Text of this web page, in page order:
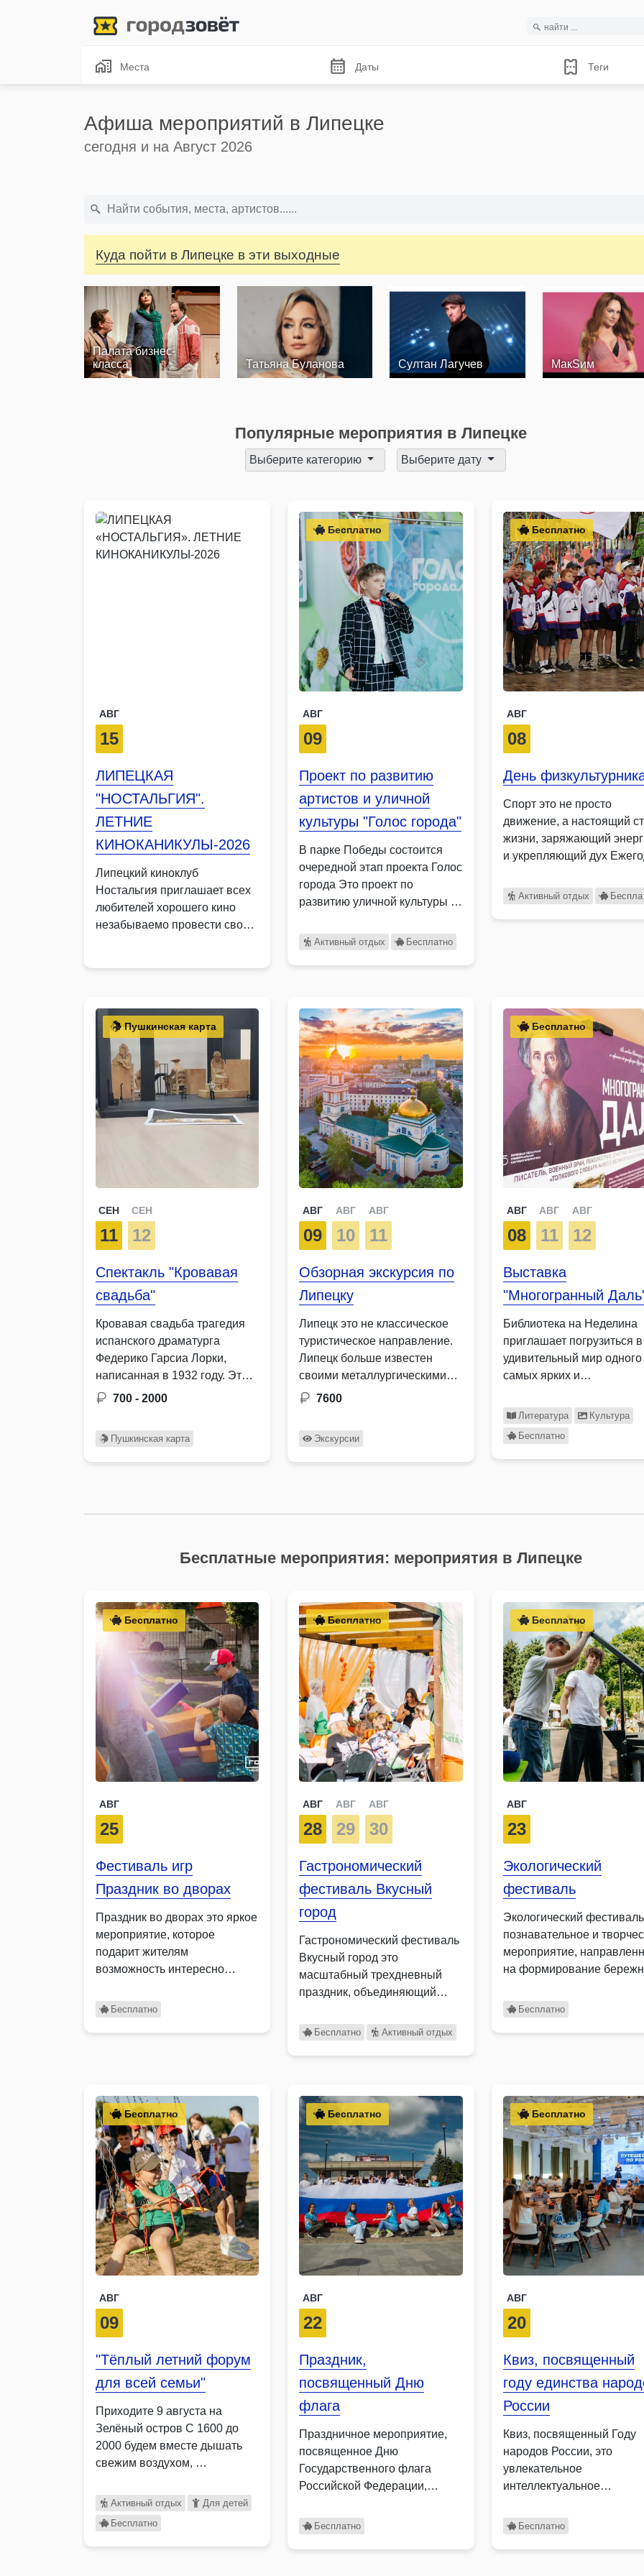
Места Даты Теги
Афиша мероприятий в Липецке
сегодня и на Август 2026
Куда пойти в Липецке в эти выходные
Палата бизнес-
класса
Татьяна Буланова Султан Лагучев МакSим
Популярные мероприятия в Липецке
Выберите категорию Выберите дату
АВГ
15
ЛИПЕЦКАЯ
"НОСТАЛЬГИЯ".
ЛЕТНИЕ
КИНОКАНИКУЛЫ-2026
Липецкий киноклуб
Ностальгия приглашает всех
любителей хорошего кино
незабываемо провести свои
Бесплатно
АВГ
09
Проект по развитию
артистов и уличной
культуры "Голос города"
В парке Победы состоится
очередной этап проекта Голос
города Это проект по
развитию уличной культуры …
Активный отдых Бесплатно
Бесплатно
АВГ
08
День
Спорт это не просто
движение, а настоящий
жизни, заряжающий
и укрепляющий дух
Активный отдых
Пушкинская карта
СЕН
11
СЕН
12
Спектакль "Кровавая
свадьба"
Кровавая свадьба трагедия
испанского драматурга
Федерико Гарсиа Лорки,
написанная в 1932 году. Это
произведение о …
700 - 2000
Пушкинская карта
АВГ
09
АВГ
10
АВГ
11
Обзорная экскурсия по
Липецку
Липецк это не классическое
туристическое направление.
Липецк больше известен
своими металлургическими
заводами. Но в городе есть на
7600
Экскурсии
Бесплатно
АВГ
08
АВГ
11
АВГ
12
Выставка
"Многогранный
Библиотека на Неделина
приглашает погрузиться в
удивительный мир одного
самых ярких и
Литература
Культура
Бесплатно
Бесплатные мероприятия: мероприятия в Липецке
Бесплатно
АВГ
25
Фестиваль игр
Праздник во дворах
Праздник во дворах это яркое
мероприятие, которое
подарит жителям
возможность интересно
… Бесплатно
Бесплатно
АВГ
28
АВГ
29
АВГ
30
Гастрономический
фестиваль Вкусный
город
Гастрономический фестиваль
Вкусный город это
масштабный трехдневный
праздник, объединяющий
семейного отдыха и …
Бесплатно Активный отдых
Бесплатно
АВГ
23
Экологический
фестиваль
Экологический
познавательное и
мероприятие,
на формирование
среде …
Бесплатно
Бесплатно
АВГ
09
"Тёплый летний форум
для всей семьи"
Приходите 9 августа на
Зелёный остров С 1600 до
2000 будем вместе дышать
свежим воздухом, …
Активный отдых
Для детей
Бесплатно
Бесплатно
АВГ
22
Праздник,
посвященный Дню
флага
Праздничное мероприятие,
посвященное Дню
Государственного флага
Российской Федерации,
объединяющим жителей
разных поколений …
Бесплатно
Бесплатно
АВГ
20
Квиз, посвященный
году единства
России
Квиз, посвященный Году
народов России, это
увлекательное
интеллектуальное
познакомит участников с
богатым культурным …
Бесплатно